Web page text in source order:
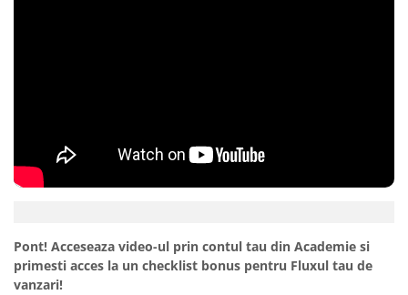
Pont! Acceseaza video-ul prin contul tau din Academie si
primesti acces la un checklist bonus pentru Fluxul tau de
vanzari!